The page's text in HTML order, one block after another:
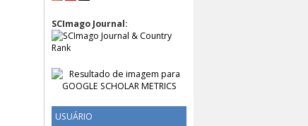
SCImago Journal:
USUÁRIO